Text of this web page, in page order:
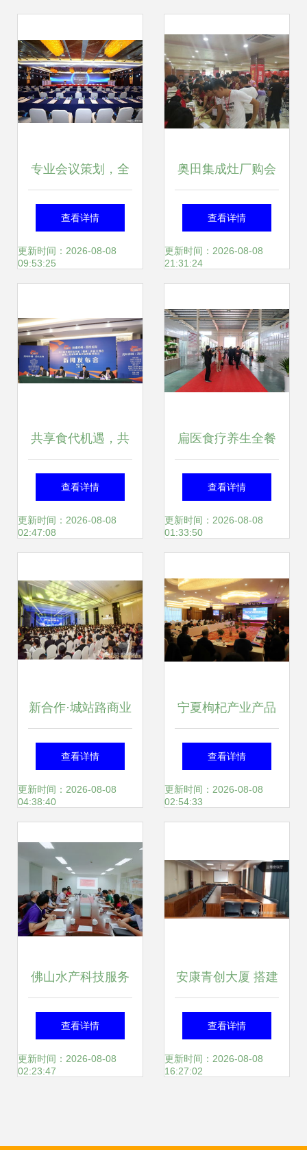
作会议暨展览展示
承办工作顺利召开
专业会议策划，全
方位服务打造卓越
体验——成都会议
合优势
查看详情
更新时间：2026-08-08
09:53:25
奥田集成灶厂购会
燃情举办 一场关于
品质与设计的展览
查看详情
更新时间：2026-08-08
21:31:24
共享食代机遇，共
谋产业新篇——聚
焦漳州第三届食品
海国际休闲食品博
览会
查看详情
更新时间：2026-08-08
02:47:08
扁医食疗养生全餐
全国发布会圆满举
行，专业会议服务
查看详情
更新时间：2026-08-08
01:33:50
新合作·城站路商业
街产品说明会圆满
落幕 众商云集 大
新篇
查看详情
更新时间：2026-08-08
04:38:40
宁夏枸杞产业产品
创新发展研讨会暨
展览展示会成功举
查看详情
更新时间：2026-08-08
02:54:33
佛山水产科技服务
团队工作会议在珠
江所召开，聚焦服
查看详情
更新时间：2026-08-08
02:23:47
安康青创大厦 搭建
专业平台，赋能会
议展览新篇章
查看详情
更新时间：2026-08-08
16:27:02